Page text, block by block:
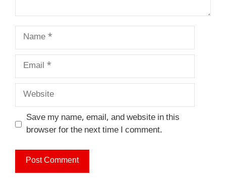
Name
Email
Website
Save my name, email, and website in this
browser for the next time I comment.